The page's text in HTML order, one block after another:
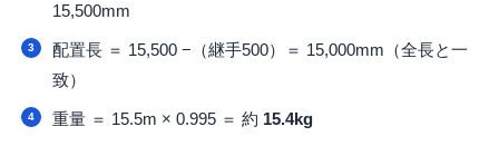
15,500mm
配置長 ＝ 15,500 −（継手500）＝ 15,000mm（全長と一
致）
重量 ＝ 15.5m × 0.995 ＝ 約 15.4kg